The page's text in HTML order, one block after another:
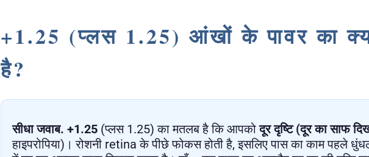
+1.25 (प्लस 1.25) आंखों के पावर का
है?
सीधा जवाब. +1.25 (प्लस 1.25) का मतलब है कि आपकोदूर दृष्टि (दूर का साफ
हाइपरोपिया)। रोशनी retina के पीछे फोकस होती है, इसलिए पास का काम पहले